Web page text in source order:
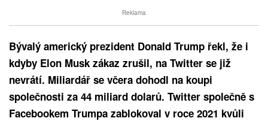
Reklama
Bývalý americký prezident Donald Trump řekl, že i
kdyby Elon Musk zákaz zrušil, na Twitter se již
nevrátí. Miliardář se včera dohodl na koupi
společnosti za 44 miliard dolarů. Twitter společně s
Facebookem Trumpa zablokoval v roce 2021 kvůli